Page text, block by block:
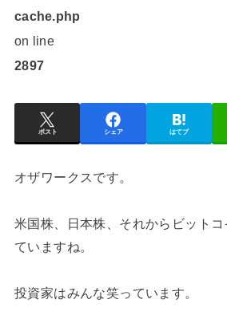
cache.php
on line
2897
ポスト シェア はてブ
オザワークスです。
米国株、日本株、それからビット
ていますね。
投資家はみんな笑っています。